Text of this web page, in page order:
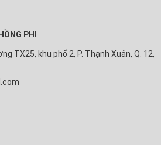
PHI
TX25, khu phố 2, P. Thạnh Xuân, Q. 12,